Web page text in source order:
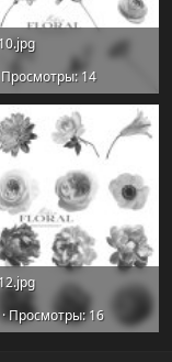
Просмотры: 14
Просмотры: 16